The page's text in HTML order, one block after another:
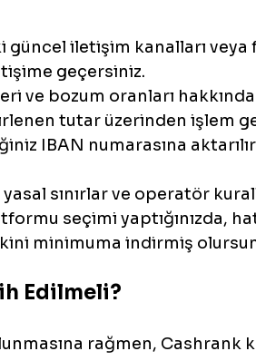
iletişim kanalları veya
geçersiniz.
ve bozum oranları hakkında
tutar üzerinden işlem
IBAN numarasına
sınırlar ve operatör
seçimi yaptığınızda,
minimuma indirmiş
Edilmeli?
rağmen, Cashrank